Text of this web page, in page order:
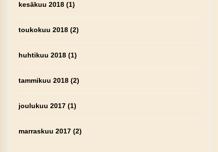
kesäkuu 2018(1)
toukokuu 2018(2)
huhtikuu 2018(1)
tammikuu 2018(2)
joulukuu 2017(1)
marraskuu 2017(2)